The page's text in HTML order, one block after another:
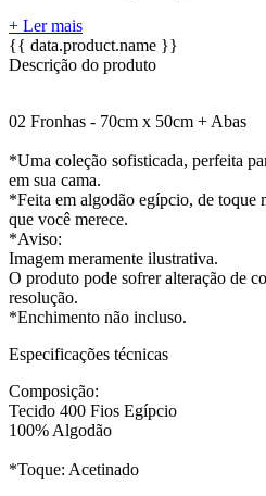
+ Ler mais
{{ data.product.name }}
Descrição do produto
02 Fronhas - 70cm x 50cm + Abas
*Uma coleção sofisticada, perfeita
em sua cama.
*Feita em algodão egípcio, de toque
que você merece.
*Aviso:
Imagem meramente ilustrativa.
O produto pode sofrer alteração de
resolução.
*Enchimento não incluso.
Especificações técnicas
Composição:
Tecido 400 Fios Egípcio
100% Algodão
*Toque: Acetinado